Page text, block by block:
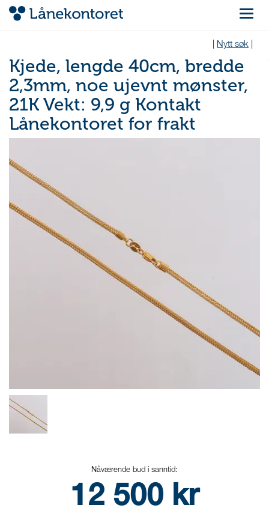
Nytt søk
Kjede, lengde 40cm, bredde
2,3mm, noe ujevnt mønster,
21K Vekt: 9,9 g Kontakt
Lånekontoret for frakt
Nåværende bud i sanntid:
12 500 kr